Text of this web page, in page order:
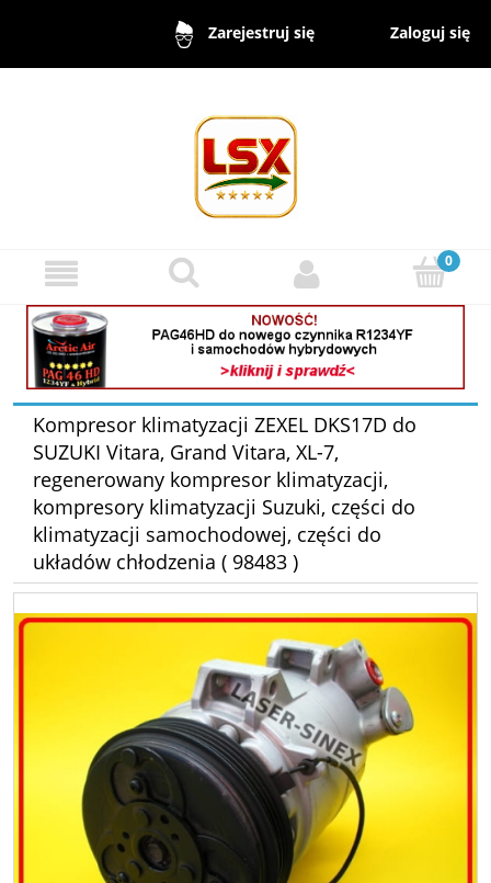
Zarejestruj się Zaloguj się
Kompresor klimatyzacji ZEXEL DKS17D do
SUZUKI Vitara, Grand Vitara, XL-7,
regenerowany kompresor klimatyzacji,
kompresory klimatyzacji Suzuki, części do
klimatyzacji samochodowej, części do
układów chłodzenia ( 98483 )